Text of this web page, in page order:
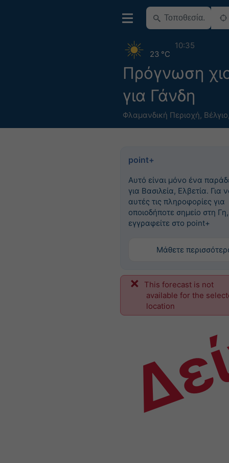
Πρόγνωση
για Γάνδη
Φλαμανδική Περιοχή, Βέλγιο
23 °C
10:35
point+
Αυτό είναι μόνο ένα
για Βασιλεία, Ελβετία. Για
αυτές τις πληροφορίες για
οποιοδήποτε σημείο στη Γη,
εγγραφείτε στο point+
Μάθετε
This forecast is not
available for the
location